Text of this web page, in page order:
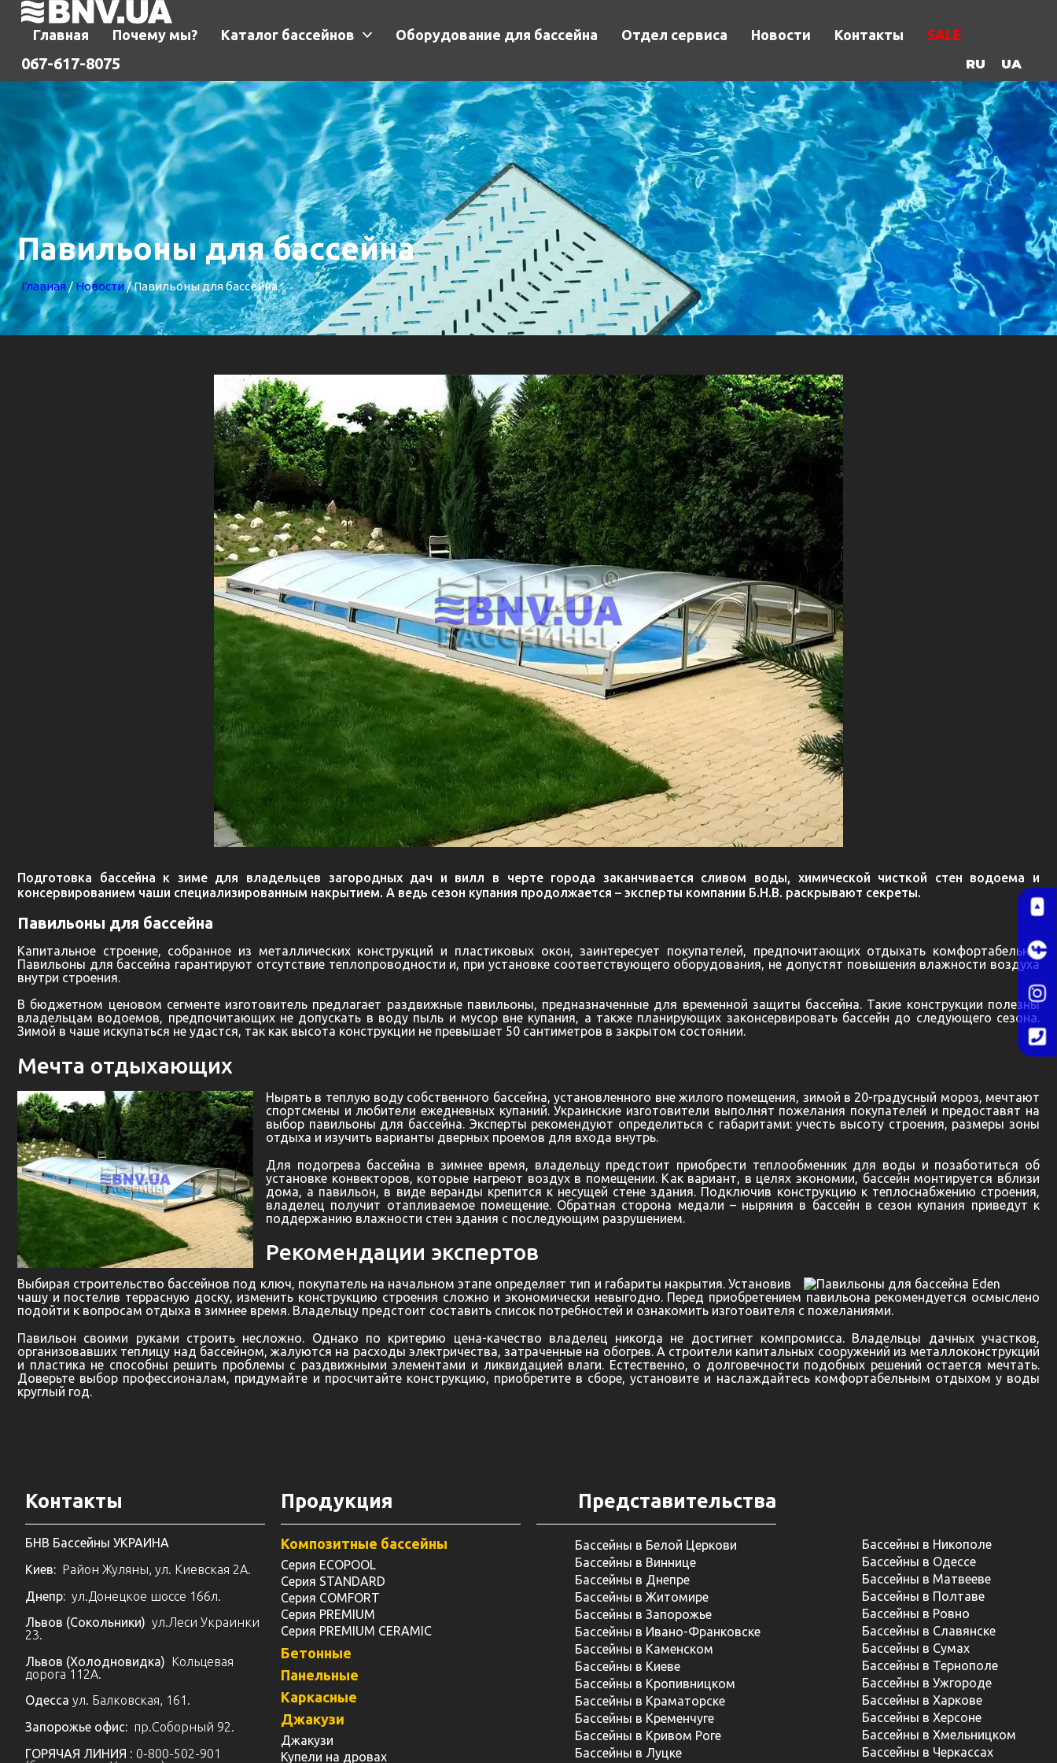
Главная Почему мы? Каталог бассейнов Оборудование для бассейна Отдел сервиса Новости Контакты SALE
067-617-8075 RU UA
Павильоны для бассейна
Главная / Новости/ Павильоны для бассейна
Подготовка бассейна к зиме для владельцев загородных дач и вилл в черте города заканчивается сливом воды, химической чисткой стен водоема и
консервированием чаши специализированным накрытием. А ведь сезон купания продолжается – эксперты компании Б.Н.В. раскрывают секреты.
Павильоны для бассейна
Капитальное строение, собранное из металлических конструкций и пластиковых окон, заинтересует покупателей, предпочитающих отдыхать комфортабельно.
Павильоны для бассейна гарантируют отсутствие теплопроводности и, при установке соответствующего оборудования, не допустят повышения влажности воздуха
внутри строения.
В бюджетном ценовом сегменте изготовитель предлагает раздвижные павильоны, предназначенные для временной защиты бассейна. Такие конструкции полезны
владельцам водоемов, предпочитающих не допускать в воду пыль и мусор вне купания, а также планирующих законсервировать бассейн до следующего сезона.
Зимой в чаше искупаться не удастся, так как высота конструкции не превышает 50 сантиметров в закрытом состоянии.
Мечта отдыхающих
Нырять в теплую воду собственного бассейна, установленного вне жилого помещения, зимой в 20-градусный мороз, мечтают
спортсмены и любители ежедневных купаний. Украинские изготовители выполнят пожелания покупателей и предоставят на
выбор павильоны для бассейна. Эксперты рекомендуют определиться с габаритами: учесть высоту строения, размеры зоны
отдыха и изучить варианты дверных проемов для входа внутрь.
Для подогрева бассейна в зимнее время, владельцу предстоит приобрести теплообменник для воды и позаботиться об
установке конвекторов, которые нагреют воздух в помещении. Как вариант, в целях экономии, бассейн монтируется вблизи
дома, а павильон, в виде веранды крепится к несущей стене здания. Подключив конструкцию к теплоснабжению строения,
владелец получит отапливаемое помещение. Обратная сторона медали – ныряния в бассейн в сезон купания приведут к
поддержанию влажности стен здания с последующим разрушением.
Рекомендации экспертов
Выбирая строительство бассейнов под ключ, покупатель на начальном этапе определяет тип и габариты накрытия. Установив
чашу и постелив террасную доску, изменить конструкцию строения сложно и экономически невыгодно. Перед приобретением павильона рекомендуется осмыслено
подойти к вопросам отдыха в зимнее время. Владельцу предстоит составить список потребностей и ознакомить изготовителя с пожеланиями.
Павильон своими руками строить несложно. Однако по критерию цена-качество владелец никогда не достигнет компромисса. Владельцы дачных участков,
организовавших теплицу над бассейном, жалуются на расходы электричества, затраченные на обогрев. А строители капитальных сооружений из металлоконструкций
и пластика не способны решить проблемы с раздвижными элементами и ликвидацией влаги. Естественно, о долговечности подобных решений остается мечтать.
Доверьте выбор профессионалам, придумайте и просчитайте конструкцию, приобретите в сборе, установите и наслаждайтесь комфортабельным отдыхом у воды
круглый год.
Контакты
БНВ Бассейны УКРАИНА
Киев: Район Жуляны, ул. Киевская 2А.
Днепр: ул.Донецкое шоссе 166л.
Львов (Сокольники) ул.Леси Украинки
23.
Львов (Холодновидка) Кольцевая
дорога 112А.
Одесса ул. Балковская, 161.
Запорожье офис: пр.Соборный 92.
ГОРЯЧАЯ ЛИНИЯ : 0-800-502-901
Продукция
Композитные бассейны
Серия ECOPOOL
Серия STANDARD
Серия COMFORT
Серия PREMIUM
Серия PREMIUM CERAMIC
Бетонные
Панельные
Каркасные
Джакузи
Джакузи
Купели на дровах
Представительства
Бассейны в Белой Церкови
Бассейны в Виннице
Бассейны в Днепре
Бассейны в Житомире
Бассейны в Запорожье
Бассейны в Ивано-Франковске
Бассейны в Каменском
Бассейны в Киеве
Бассейны в Кропивницком
Бассейны в Краматорске
Бассейны в Кременчуге
Бассейны в Кривом Роге
Бассейны в Луцке
Бассейны в Никополе
Бассейны в Одессе
Бассейны в Матвееве
Бассейны в Полтаве
Бассейны в Ровно
Бассейны в Славянске
Бассейны в Сумах
Бассейны в Тернополе
Бассейны в Ужгороде
Бассейны в Харкове
Бассейны в Херсоне
Бассейны в Хмельницком
Бассейны в Черкассах